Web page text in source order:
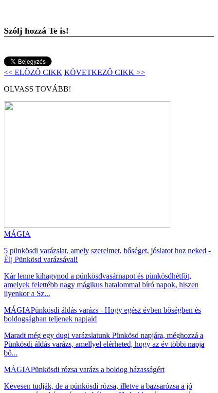
Szólj hozzá Te is!
<< ELŐZŐ CIKK KÖVETKEZŐ CIKK >>
OLVASS TOVÁBB!
MÁGIA
5 pünkösdi varázslat, amely szerelmet, bőséget, jóslatot hoz neked -
Élj Pünkösd varázsával!
Kár lenne kihagynod a pünkösdvasárnapot és pünkösdhétfőt,
amelyek felettébb nagy mágikus hatalommal bíró napok, hiszen
ilyenkor a Sz...
MÁGIAPünkösdi áldás varázs - Hogy egész évben bőségben és
boldogságban teljenek napjaid
Maradt még egy dugi varázslatunk Pünkösd napjára, méghozzá a
Pünkösdi áldás varázs, amellyel elérheted, hogy az év többi napja
bő...
MÁGIAPünkösdi rózsa varázs a boldog házasságért
Kevesen tudják, de a pünkösdi rózsa, illetve a bazsarózsa a jó